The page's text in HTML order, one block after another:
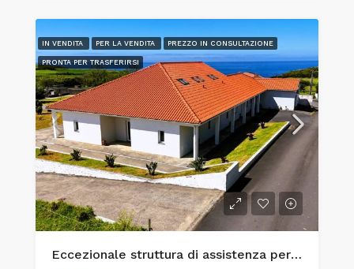
IN VENDITA PER LA VENDITA PREZZO IN CONSULTAZIONE
PRONTA PER TRASFERIRSI
Eccezionale struttura di assistenza per anziani “chiavi in mano” e immobile di pregio per investimenti